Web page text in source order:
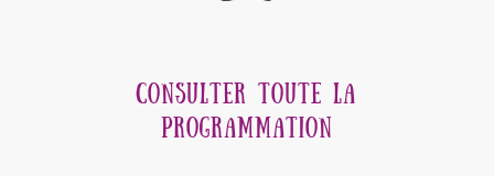
CONSULTER TOUTE LA
PROGRAMMATION